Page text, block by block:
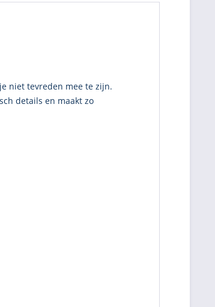
niet tevreden mee te zijn.
details en maakt zo